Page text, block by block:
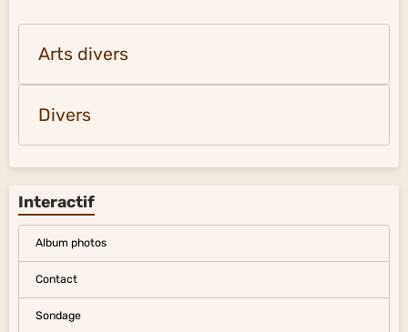
Arts divers
Divers
Interactif
Album photos
Contact
Sondage